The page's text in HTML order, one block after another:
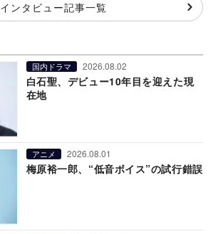
インタビュー記事一覧
国内ドラマ 2026.08.02
白石聖、デビュー10年目を迎えた現
在地
アニメ 2026.08.01
梅原裕一郎、“低音ボイス”の試行錯誤